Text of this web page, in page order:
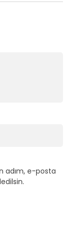
adım, e-posta